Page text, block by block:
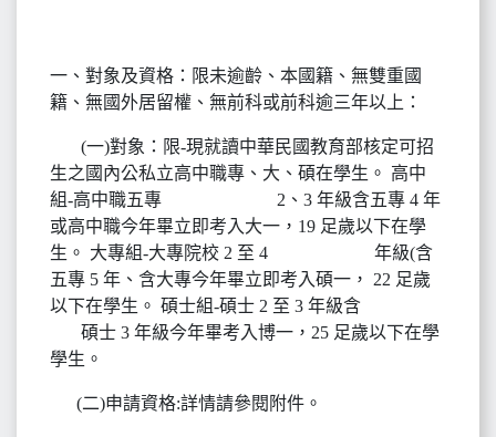
一、對象及資格：限未逾齡、本國籍、無雙重國
籍、無國外居留權、無前科或前科逾三年以上：
(一)對象：限-現就讀中華民國教育部核定可招
生之國內公私立高中職專、大、碩在學生。 高中
組-高中職五專 2、3 年級含五專 4 年
或高中職今年畢立即考入大一，19 足歲以下在學
生。 大專組-大專院校 2 至 4 年級(含
五專 5 年、含大專今年畢立即考入碩一， 22 足歲
以下在學生。 碩士組-碩士 2 至 3 年級含
碩士 3 年級今年畢考入博一，25 足歲以下在學
學生。
(二)申請資格:詳情請參閱附件。